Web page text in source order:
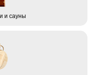
и сауны